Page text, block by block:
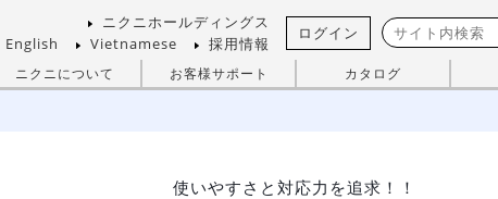
ニクニホールディングス
English
Vietnamese 採用情報
ログイン
ニクニについて お客様サポート カタログ
使いやすさと対応力を追求！！